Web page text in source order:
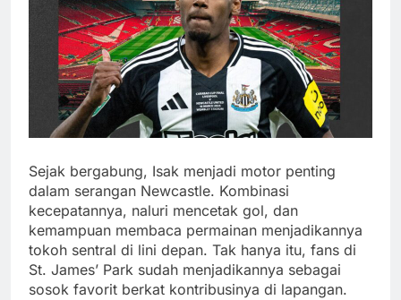
Sejak bergabung, Isak menjadi motor penting
dalam serangan Newcastle. Kombinasi
kecepatannya, naluri mencetak gol, dan
kemampuan membaca permainan menjadikannya
tokoh sentral di lini depan. Tak hanya itu, fans di
St. James’ Park sudah menjadikannya sebagai
sosok favorit berkat kontribusinya di lapangan.